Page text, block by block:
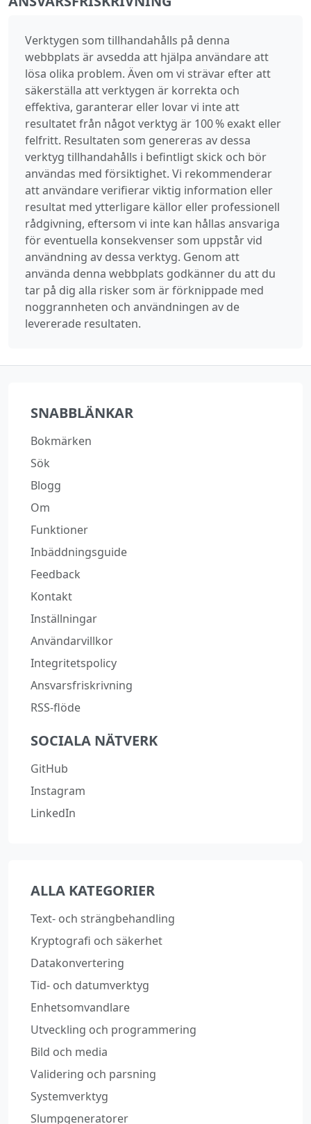
Verktygen som tillhandahålls på denna
webbplats är avsedda att hjälpa användare att
lösa olika problem. Även om vi strävar efter att
säkerställa att verktygen är korrekta och
effektiva, garanterar eller lovar vi inte att
resultatet från något verktyg är 100 % exakt eller
felfritt. Resultaten som genereras av dessa
verktyg tillhandahålls i befintligt skick och bör
användas med försiktighet. Vi rekommenderar
att användare verifierar viktig information eller
resultat med ytterligare källor eller professionell
rådgivning, eftersom vi inte kan hållas ansvariga
för eventuella konsekvenser som uppstår vid
användning av dessa verktyg. Genom att
använda denna webbplats godkänner du att du
tar på dig alla risker som är förknippade med
noggrannheten och användningen av de
levererade resultaten.
SNABBLÄNKAR
Bokmärken
Sök
Blogg
Om
Funktioner
Inbäddningsguide
Feedback
Kontakt
Inställningar
Användarvillkor
Integritetspolicy
Ansvarsfriskrivning
RSS-flöde
SOCIALA NÄTVERK
GitHub
Instagram
LinkedIn
ALLA KATEGORIER
Text‑ och strängbehandling
Kryptografi och säkerhet
Datakonvertering
Tid‑ och datumverktyg
Enhetsomvandlare
Utveckling och programmering
Bild och media
Validering och parsning
Systemverktyg
Slumpgeneratorer